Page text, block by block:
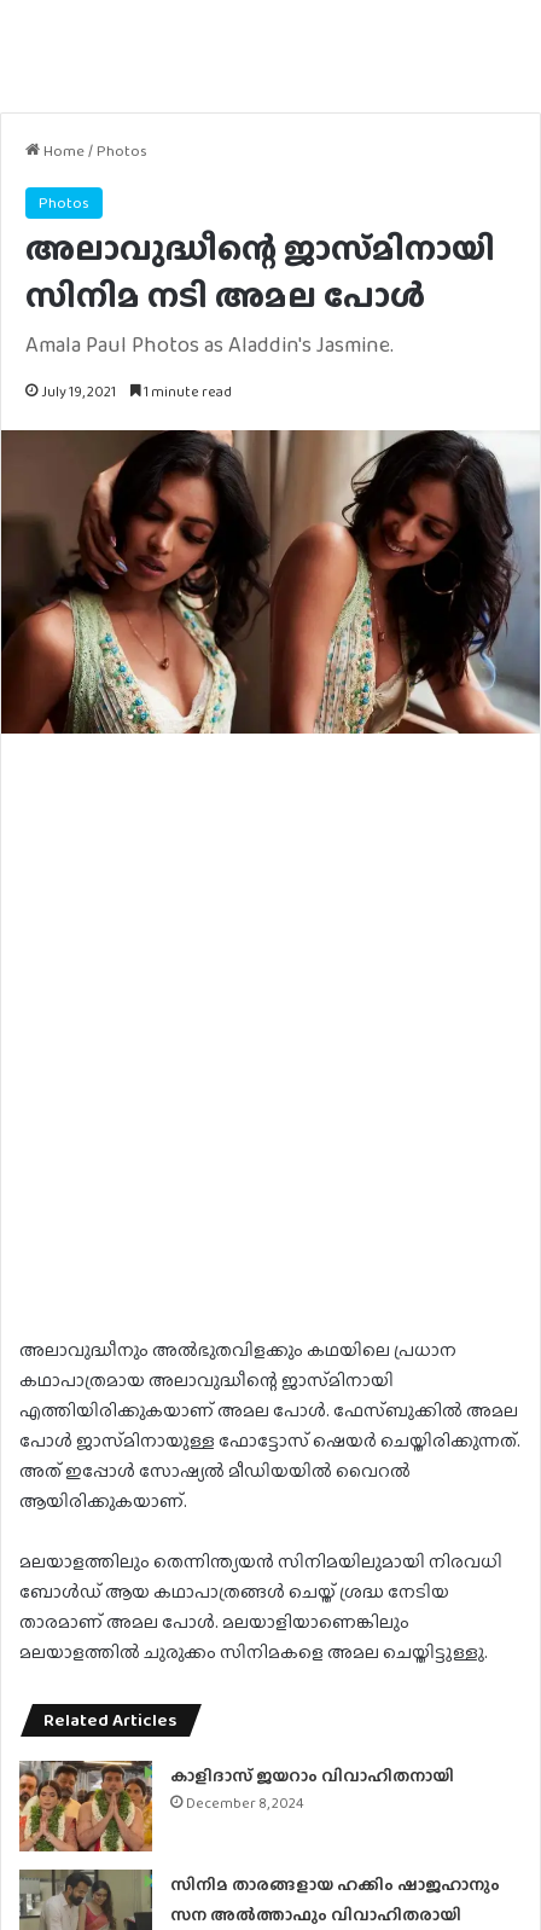
Home/Photos
Photos
അലാവുദ്ധീന്റെ ജാസ്‌മിനായി
സിനിമ നടി അമല പോൾ
Amala Paul Photos as Aladdin's Jasmine.
July 19, 2021 1 minute read
അലാവുദ്ധീനും അൽഭുതവിളക്കും കഥയിലെ പ്രധാന
കഥാപാത്രമായ അലാവുദ്ധീന്റെ ജാസ്‌മിനായി
എത്തിയിരിക്കുകയാണ് അമല പോൾ. ഫേസ്ബുക്കിൽ അമല
പോൾ ജാസ്‌മിനായുള്ള ഫോട്ടോസ് ഷെയർ ചെയ്തിരിക്കുന്നത്.
അത് ഇപ്പോൾ സോഷ്യൽ മീഡിയയിൽ വൈറൽ
ആയിരിക്കുകയാണ്.
മലയാളത്തിലും തെന്നിന്ത്യയൻ സിനിമയിലുമായി നിരവധി
ബോൾഡ് ആയ കഥാപാത്രങ്ങൾ ചെയ്ത് ശ്രദ്ധ നേടിയ
താരമാണ് അമല പോൾ. മലയാളിയാണെങ്കിലും
മലയാളത്തിൽ ചുരുക്കം സിനിമകളെ അമല ചെയ്തിട്ടുള്ളു.
Related Articles
കാളിദാസ് ജയറാം വിവാഹിതനായി
December 8, 2024
സിനിമ താരങ്ങളായ ഹക്കിം ഷാജഹാനും
സന അൽത്താഫും വിവാഹിതരായി